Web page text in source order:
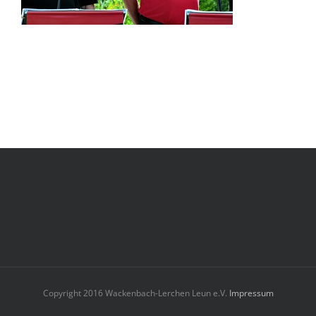
Copyright 2016 Wackenbach-Lerchen Leun e.V. Impressum